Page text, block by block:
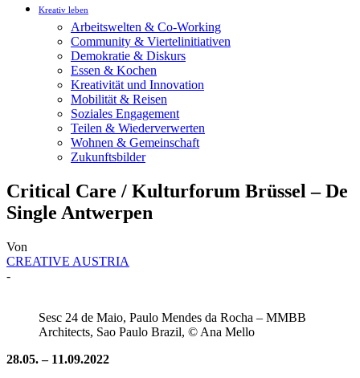
Kreativ leben
Arbeitswelten & Co-Working
Community & Viertelinitiativen
Demokratie & Diskurs
Essen & Kochen
Kreativität und Innovation
Mobilität & Reisen
Soziales Engagement
Teilen & Wiederverwerten
Wohnen & Gemeinschaft
Zukunftsbilder
Critical Care / Kulturforum Brüssel – De
Single Antwerpen
Von
CREATIVE AUSTRIA
-
Sesc 24 de Maio, Paulo Mendes da Rocha – MMBB
Architects, Sao Paulo Brazil, © Ana Mello
28.05. – 11.09.2022